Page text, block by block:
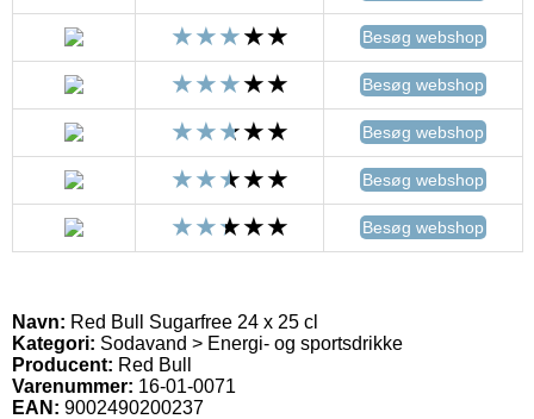
Besøg webshop
Besøg webshop
Besøg webshop
Besøg webshop
Besøg webshop
Navn: Red Bull Sugarfree 24 x 25 cl
Kategori: Sodavand > Energi- og sportsdrikke
Producent: Red Bull
Varenummer: 16-01-0071
EAN: 9002490200237